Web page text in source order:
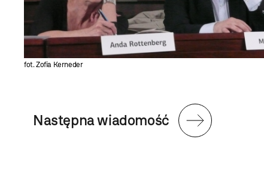
fot. Zofia Kerneder
Następna wiadomość